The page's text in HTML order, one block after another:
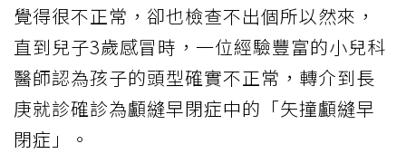
覺得很不正常，卻也檢查不出個所以然來，
直到兒子3歲感冒時，一位經驗豐富的小兒科
醫師認為孩子的頭型確實不正常，轉介到長
庚就診確診為顱縫早閉症中的「矢撞顱縫早
閉症」。